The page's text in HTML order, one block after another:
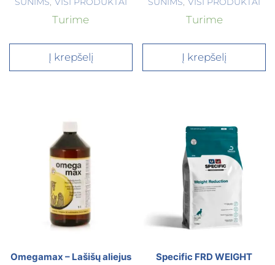
Turime
Į krepšelį
Turime
Į krepšelį
Omegamax – Lašišų aliejus
Specific FRD WEIGHT